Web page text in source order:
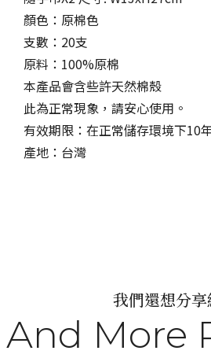
顏色：原棉色
支數：20支
原料：100%原棉
本產品會含些許天然棉殼
此為正常現象，請安心使用。
有效期限：在正常儲存環境下10
產地：台灣
我們還想分
And More